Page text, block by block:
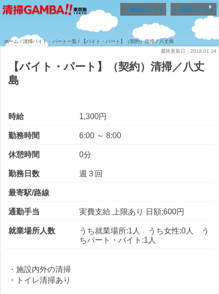
 最近見たバイト  保存したバイト
ホーム / 清掃バイト・パート一覧 / 【バイト・パート】（契約）清掃／八丈島
最終更新日：2018.01.24
【バイト・パート】（契約）清掃／八丈
島
時給 1,300円
勤務時間 6:00 ～ 8:00
休憩時間 0分
勤務日数 週３回
最寄駅/路線
通勤手当 実費支給 上限あり 日額:600円
就業場所人数
うち就業場所:1人 うち女性:0人 う
ちパート・バイト:1人
・施設内外の清掃
・トイレ清掃あり